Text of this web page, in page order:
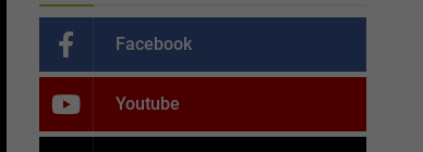
Facebook
Youtube